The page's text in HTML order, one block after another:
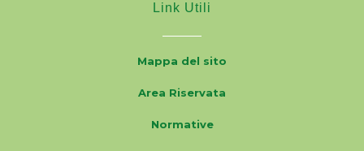
Link Utili
Mappa del sito
Area Riservata
Normative